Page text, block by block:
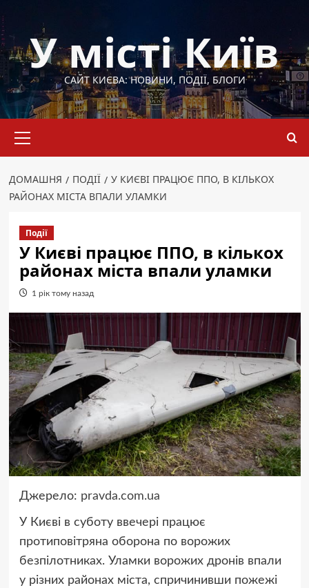
до
вмістуУ місті Київ
САЙТ КИЄВА: НОВИНИ, ПОДІЇ, БЛОГИ
меню
ДОМАШНЯ ПОДІЇ
У КИЄВІ ПРАЦЮЄ ППО, В КІЛЬКОХ
РАЙОНАХ МІСТА ВПАЛИ УЛАМКИ
Події
У Києві працює ППО, в кількох
районах міста впали уламки
1 рік тому назад
Джерело: pravda.com.ua
У Києві в суботу ввечері працює
протиповітряна оборона по ворожих
безпілотниках. Уламки ворожих дронів впали
у різних районах міста, спричинивши пожежі